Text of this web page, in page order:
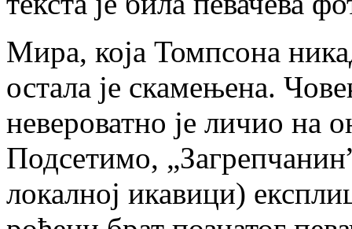
Мира, која Томпсона
остала је скамењена.
невероватно је личио на
Подсетимо,
локалној икавици)